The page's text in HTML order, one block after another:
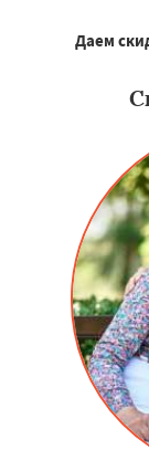
Даем